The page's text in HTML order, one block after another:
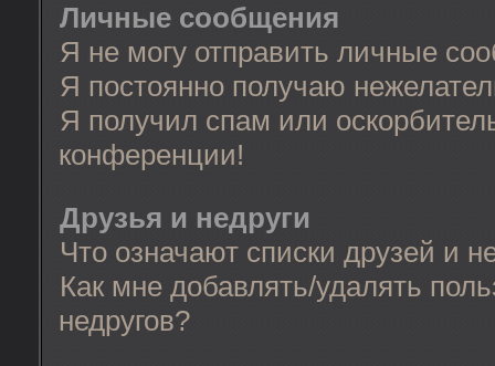
Личные сообщения
Я не могу отправить личные
Я постоянно получаю
Я получил спам или
конференции!
Друзья и недруги
Что означают списки друзей и
Как мне добавлять/удалять
недругов?